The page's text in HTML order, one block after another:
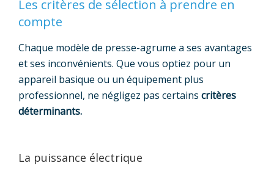
Les critères de sélection à prendre en
compte
Chaque modèle de presse-agrume a ses avantages
et ses inconvénients. Que vous optiez pour un
appareil basique ou un équipement plus
professionnel, ne négligez pas certains critères
déterminants.
La puissance électrique